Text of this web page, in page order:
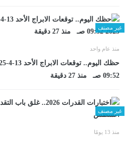
غير مصنف
منذ عام واحد
09:52 صـ منذ 27 دقيقة
غير مصنف
منذ 13 يومًا